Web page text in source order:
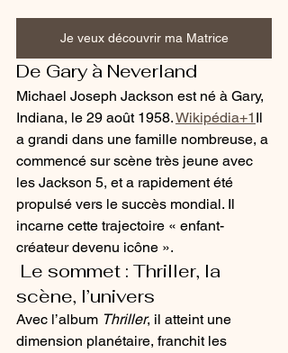
Je veux découvrir ma Matrice
De Gary à Neverland
Michael Joseph Jackson est né à Gary,
Indiana, le 29 août 1958. Wikipédia+1 Il
a grandi dans une famille nombreuse, a
commencé sur scène très jeune avec
les Jackson 5, et a rapidement été
propulsé vers le succès mondial. Il
incarne cette trajectoire « enfant-
créateur devenu icône ».
scène, l’univers
Avec l’album Thriller, il atteint une
dimension planétaire, franchit les